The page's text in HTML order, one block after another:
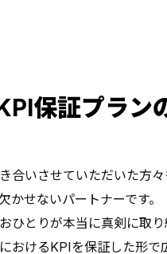
KPI保証プラ
合いさせていただいた方
かせないパートナーです。
ひとりが本当に真剣に取
おけるKPIを保証した形で